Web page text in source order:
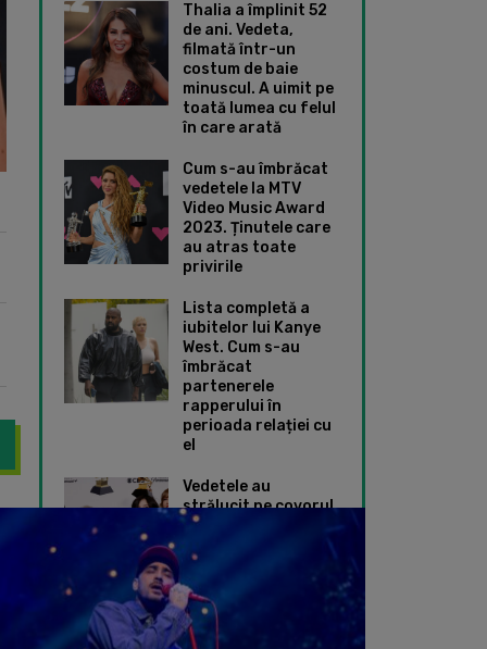
Thalia a împlinit 52
de ani. Vedeta,
filmată într-un
costum de baie
minuscul. A uimit pe
toată lumea cu felul
în care arată
Cum s-au îmbrăcat
vedetele la MTV
Video Music Award
2023. Ținutele care
au atras toate
privirile
Lista completă a
iubitelor lui Kanye
West. Cum s-au
îmbrăcat
partenerele
rapperului în
perioada relației cu
el
Vedetele au
strălucit pe covorul
roșu de la Premiile
ținute speciale au
ales Taylor Swift și
Dua Lipa
a anunțat o rezidență de proporții în Las Vegas, la doar
Perrie Edwards a